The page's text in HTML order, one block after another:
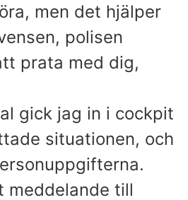
men det hjälper
polisen
prata med dig,
gick jag in i cockpit
situationen, och
meddelande till